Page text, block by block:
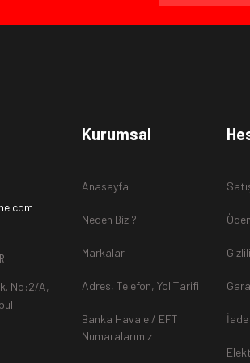
alışveriş sitesinden almış
olduğunda
ürünlerin "Gönderici Ödemeli”
No:2/A,
Kurumsal
Anasayfa
Neden Biz ?
Markalar
Adres, Telefon, Yol Tarifi
Banka Havale / EFT
Numaralarımız
İade